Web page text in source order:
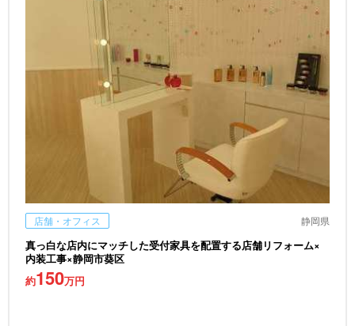
店舗・オフィス 静岡県
真っ白な店内にマッチした受付家具を配置する店舗リフォーム×
内装工事×静岡市葵区
約150万円